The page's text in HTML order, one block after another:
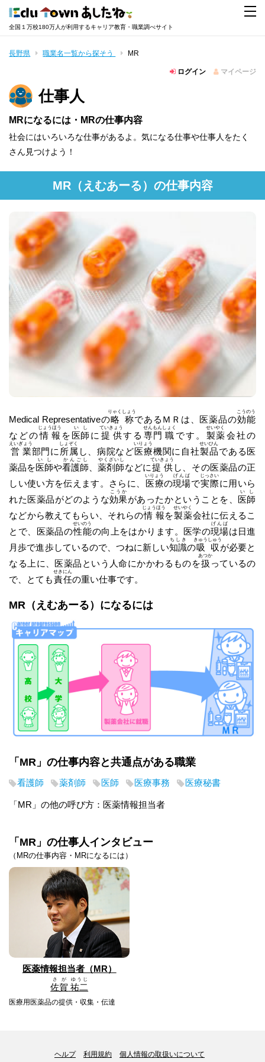
全国１万校180万人が利用するキャリア教育・職業調べサイト
長野県 職業名一覧から探そう MR
ログイン マイページ
仕事人
MRになるには・MRの仕事内容
社会にはいろいろな仕事があるよ。気になる仕事や仕事人をたく
さん見つけよう！
MR（えむあーる） の仕事内容
Medical Representativeの略称
りゃくしょう
であるＭＲは、医薬品の効能
こうのう
などの情報
じょうほう
を 医師
いし
に 提供
ていきょう
する 専門
せんもん
職
しょく
です。 製薬
せいやく
会社の
営業
えいぎょう
部門に 所属
しょぞく
し、病院など医療
いりょう
機関に自社製品
せいひん
である医
薬品を医師
いし
や看護師
かんごし
、薬剤師
やくざいし
などに提供
ていきょう
し、その医薬品の正
しい使い方を伝えます。さらに、 医療
いりょう
の現場
げんば
で実際
じっさい
に用いら
れた医薬品がどのような効果
こうか
があったかということを、 医師
いし
などから教えてもらい、それらの情報
じょうほう
を製薬
せいやく
会社に伝えるこ
とで、医薬品の性能
せいのう
の向上をはかります。医学の現場
げんば
は日進
月歩で進歩しているので、つねに新しい知識
ちしき
の吸収
きゅうしゅう
が必要と
なる上に、医薬品という人命にかかわるものを扱
あつか
っているの
で、とても責任
せきにん
の重い仕事です。
MR （えむあーる） になるには
「MR」の仕事内容と共通点がある職業
看護師 薬剤師 医師 医療事務 医療秘書
「MR」の他の呼び方：医薬情報担当者
「MR」の仕事人インタビュー
（MRの仕事内容・MRになるには）
医薬情報担当者（MR）
佐賀
さが
祐二
ゆうじ
医療用医薬品の提供・収集・伝達
ヘルプ 利用規約 個人情報の取扱いについて